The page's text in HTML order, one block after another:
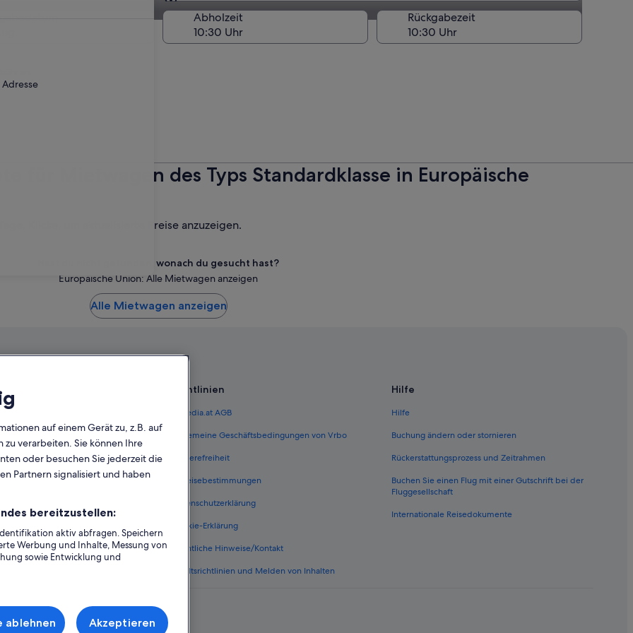
Am Abholort
Abholzeit Rückgabezeit
an.
für Mietwagen des Typs Standardklasse in Europäische
Klicke, um aktualisierte Preise anzuzeigen.
Hast du nicht gefunden, wonach du gesucht hast?
Europäische Union: Alle Mietwagen anzeigen
Alle Mietwagen anzeigen
Österreich
Österreich
Richtlinien
Expedia.at AGB
Allgemeine Geschäftsbedingungen von Vrbo
Barrierefreiheit
Einreisebestimmungen
Datenschutzerklärung
Cookie-Erklärung
Rechtliche Hinweise/Kontakt
Inhaltsrichtlinien und Melden von Inhalten
Hilfe
Hilfe
Buchung ändern oder stornieren
Rückerstattungsprozess und Zeitrahmen
Buchen Sie einen Flug mit einer Gutschrift bei der
Fluggesellschaft
Internationale Reisedokumente
auf einem Gerät zu, z.B. auf
verarbeiten. Sie können Ihre
oder besuchen Sie jederzeit die
Partnern signalisiert und haben
bereitzustellen:
aktiv abfragen. Speichern
Werbung und Inhalte, Messung von
sowie Entwicklung und
ablehnen Akzeptieren